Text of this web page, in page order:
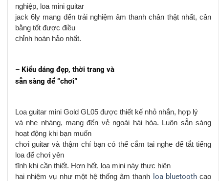
nghiệp, loa mini guitar
jack 6ly mang đến trải nghiệm âm thanh chân thật nhất, cân
bằng tốt được điều
chỉnh hoàn hảo nhất.
– Kiểu dáng đẹp, thời trang và
sẵn sàng để “chơi”
Loa guitar mini Gold GL05 được thiết kế nhỏ nhắn, hợp lý
và nhẹ nhàng, mang đến vẻ ngoài hài hòa. Luôn sẵn sàng
hoạt động khi bạn muốn
chơi guitar và thậm chí bạn có thể cắm tai nghe để tắt tiếng
loa để chơi yên
tĩnh khi cần thiết. Hơn hết, loa mini này thực hiện
hai nhiệm vụ như một hệ thống âm thanh loa bluetoothcao